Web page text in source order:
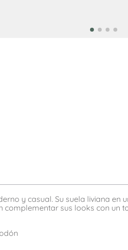
y casual. Su suela liviana
complementar sus looks con un